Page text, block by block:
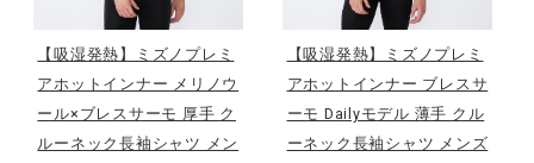
ワーキング
【吸湿発熱】ミズノプレミ
アホットインナー メリノウ
ール×ブレスサーモ 厚手 ク
ルーネック長袖シャツ メン
【吸湿発熱】ミズノプレミ
アホットインナー ブレスサ
ーモ Dailyモデル 薄手 クル
ーネック長袖シャツ メンズ